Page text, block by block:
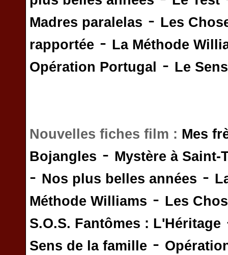
Madres paralelas - Les
rapportée - La Méthode
Opération Portugal
- Le
Nouvelles fiches film : Mes
Bojangles - Mystère à Saint-
- Nos plus belles années -
Méthode Williams - Les
S.O.S. Fantômes : L'Héritage
Sens de la famille -